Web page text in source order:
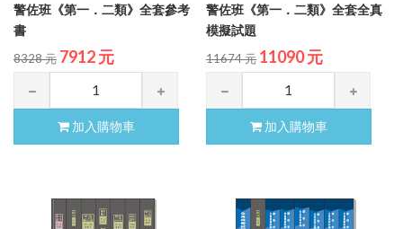
警佐班《第一．二類》全套參考
書
8328 元 7912 元
加入購物車
警佐班《第一．二類》全套全真
模擬試題
11674 元 11090 元
加入購物車